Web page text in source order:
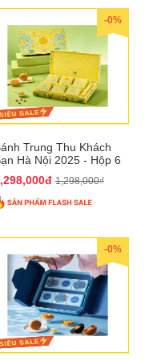
-0%
Trung Thu Khách
Hà Nội 2025 - Hộp 6
1,298,000₫
-0%